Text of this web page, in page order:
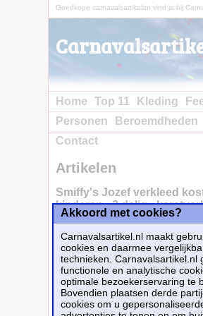
Goedkope carnavalsartikelen vind je bij
Home Top 11 Kleding
Personen
Beroemdheden
Contact
Artikelen
Smiffy's Jozef verkleed
kinderen - 2 delig -
143 (7-9 jaar) -
Beleef het kerstverhaal als
dit Jozef kostuum voor kinderen!
authentieke, tweedelige
figuur van Jozef tot leven en is
Akkoord met cookies?
Carnavalsartikel.nl maakt
cookies en daarmee
technieken. Carnavalsartikel.nl
functionele en analytische
optimale bezoekerservaring te
Bovendien plaatsen derde
cookies om u